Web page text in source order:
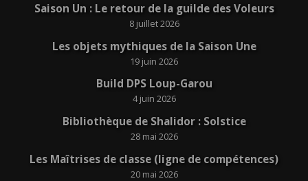
Saison Un : Le retour de la guilde des Voleurs
8 juillet 2026
Les objets mythiques de la Saison Une
19 juin 2026
Build DPS Loup-Garou
4 juin 2026
Bibliothèque de Shalidor : Solstice
28 mai 2026
Les Maîtrises de classe (ligne de compétences)
20 mai 2026